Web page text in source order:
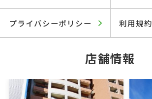
プライバシーポリシー 利用規約
店舗情報